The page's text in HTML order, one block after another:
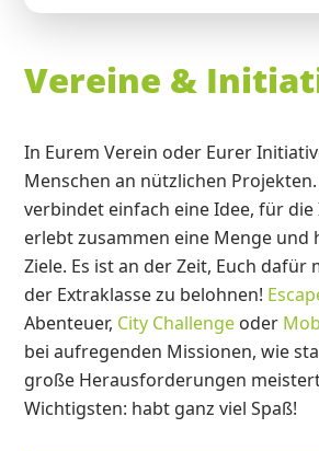
Vereine &
In Eurem Verein oder Eurer
Menschen an nützlichen
verbindet einfach eine Idee, für
erlebt zusammen eine Menge und
Ziele. Es ist an der Zeit, Euch dafür
der Extraklasse zu belohnen!
Abenteuer, City Challenge oder
bei aufregenden Missionen, wie
große Herausforderungen
Wichtigsten: habt ganz viel Spaß!